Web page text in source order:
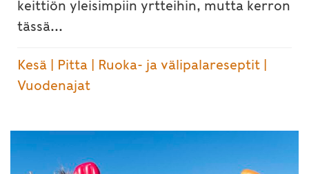
keittiön yleisimpiin yrtteihin, mutta kerron
tässä...
Kesä Pitta Ruoka- ja välipalareseptit
Vuodenajat